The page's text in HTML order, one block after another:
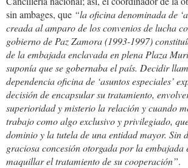
sin ambages, que “la oficina denominada de
creada al amparo de los convenios de lucha
gobierno de Paz Zamora (1993-1997)
de la embajada enclavada en plena Plaza
suponía que se gobernaba el país. Decidir
dependencia oficina de ‘asuntos especiales’
decisión de encapsular su tratamiento,
superioridad y misterio la relación y cuando
trabajo como algo exclusivo y privilegiado,
dominio y la tutela de una entidad mayor. Sin
graciosa concesión otorgada por la
maquillar el tratamiento de su cooperación”.